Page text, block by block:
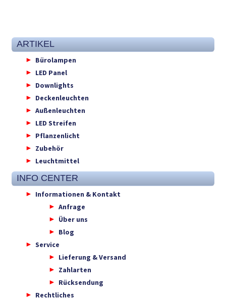
ARTIKEL
Bürolampen
LED Panel
Downlights
Deckenleuchten
Außenleuchten
LED Streifen
Pflanzenlicht
Zubehör
Leuchtmittel
INFO CENTER
Informationen & Kontakt
Anfrage
Über uns
Blog
Service
Lieferung & Versand
Zahlarten
Rücksendung
Rechtliches